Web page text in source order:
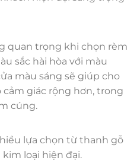
quan trọng khi chọn rèm
sắc hài hòa với màu
màu sáng sẽ giúp cho
giác rộng hơn, trong
cúng.
lựa chọn từ thanh gỗ
loại hiện đại.